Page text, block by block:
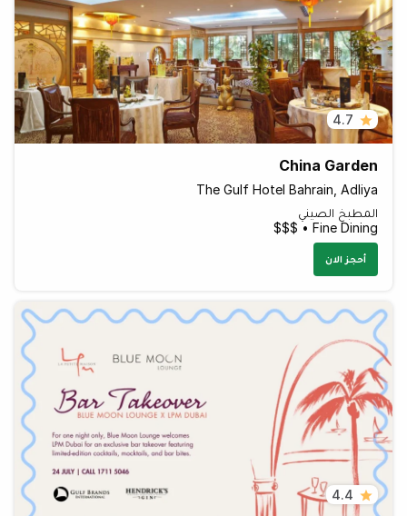
4.7
China Garden
The Gulf Hotel Bahrain, Adliya
المطبخ الصيني
Fine Dining • $$$
أحجز الان
4.4